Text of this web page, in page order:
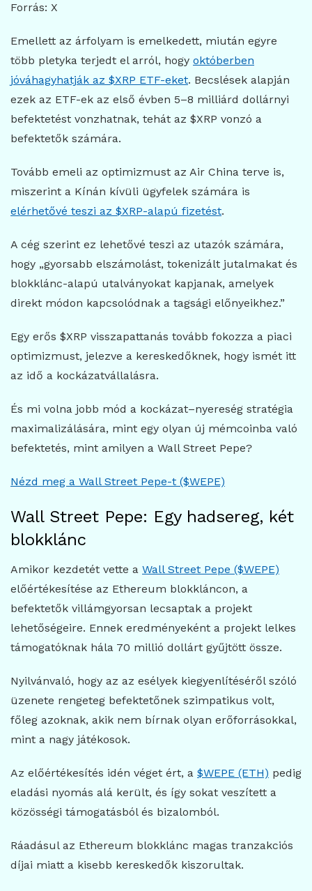
Forrás: X
Emellett az árfolyam is emelkedett, miután egyre
több pletyka terjedt el arról, hogy októberben
jóváhagyhatják az $XRP ETF-eket. Becslések alapján
ezek az ETF-ek az első évben 5–8 milliárd dollárnyi
befektetést vonzhatnak, tehát az $XRP vonzó a
befektetők számára.
Tovább emeli az optimizmust az Air China terve is,
miszerint a Kínán kívüli ügyfelek számára is
elérhetővé teszi az $XRP-alapú fizetést.
A cég szerint ez lehetővé teszi az utazók számára,
hogy „gyorsabb elszámolást, tokenizált jutalmakat és
blokklánc-alapú utalványokat kapjanak, amelyek
direkt módon kapcsolódnak a tagsági előnyeikhez.”
Egy erős $XRP visszapattanás tovább fokozza a piaci
optimizmust, jelezve a kereskedőknek, hogy ismét itt
az idő a kockázatvállalásra.
És mi volna jobb mód a kockázat–nyereség stratégia
maximalizálására, mint egy olyan új mémcoinba való
befektetés, mint amilyen a Wall Street Pepe?
Nézd meg a Wall Street Pepe-t ($WEPE)
Wall Street Pepe: Egy hadsereg, két
blokklánc
Amikor kezdetét vette a Wall Street Pepe ($WEPE)
előértékesítése az Ethereum blokkláncon, a
befektetők villámgyorsan lecsaptak a projekt
lehetőségeire. Ennek eredményeként a projekt lelkes
támogatóknak hála 70 millió dollárt gyűjtött össze.
Nyilvánvaló, hogy az az esélyek kiegyenlítéséről szóló
üzenete rengeteg befektetőnek szimpatikus volt,
főleg azoknak, akik nem bírnak olyan erőforrásokkal,
mint a nagy játékosok.
Az előértékesítés idén véget ért, a $WEPE (ETH) pedig
eladási nyomás alá került, és így sokat veszített a
közösségi támogatásból és bizalomból.
Ráadásul az Ethereum blokklánc magas tranzakciós
díjai miatt a kisebb kereskedők kiszorultak.